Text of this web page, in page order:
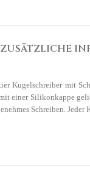
ZUSÄTZLICHE
Kugelschreiber mit
einer Silikonkappe
Schreiben.